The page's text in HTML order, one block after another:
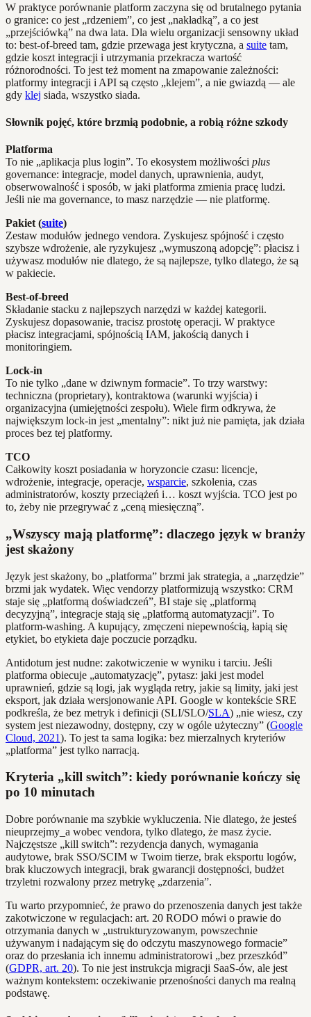
W praktyce porównanie platform zaczyna się od brutalnego pytania
o granice: co jest „rdzeniem”, co jest „nakładką”, a co jest
„przejściówką” na dwa lata. Dla wielu organizacji sensowny układ
to: best‑of‑breed tam, gdzie przewaga jest krytyczna, a suite tam,
gdzie koszt integracji i utrzymania przekracza wartość
różnorodności. To jest też moment na zmapowanie zależności:
platformy integracji i API są często „klejem”, a nie gwiazdą — ale
gdy klej siada, wszystko siada.
Słownik pojęć, które brzmią podobnie, a robią różne szkody
Platforma
To nie „aplikacja plus login”. To ekosystem możliwości plus
governance: integracje, model danych, uprawnienia, audyt,
obserwowalność i sposób, w jaki platforma zmienia pracę ludzi.
Jeśli nie ma governance, to masz narzędzie — nie platformę.
Pakiet (suite)
Zestaw modułów jednego vendora. Zyskujesz spójność i często
szybsze wdrożenie, ale ryzykujesz „wymuszoną adopcję”: płacisz i
używasz modułów nie dlatego, że są najlepsze, tylko dlatego, że są
w pakiecie.
Best‑of‑breed
Składanie stacku z najlepszych narzędzi w każdej kategorii.
Zyskujesz dopasowanie, tracisz prostotę operacji. W praktyce
płacisz integracjami, spójnością IAM, jakością danych i
monitoringiem.
Lock‑in
To nie tylko „dane w dziwnym formacie”. To trzy warstwy:
techniczna (proprietary), kontraktowa (warunki wyjścia) i
organizacyjna (umiejętności zespołu). Wiele firm odkrywa, że
największym lock‑in jest „mentalny”: nikt już nie pamięta, jak działa
proces bez tej platformy.
TCO
Całkowity koszt posiadania w horyzoncie czasu: licencje,
wdrożenie, integracje, operacje, wsparcie, szkolenia, czas
administratorów, koszty przeciążeń i… koszt wyjścia. TCO jest po
to, żeby nie przegrywać z „ceną miesięczną”.
„Wszyscy mają platformę”: dlaczego język w branży
jest skażony
Język jest skażony, bo „platforma” brzmi jak strategia, a „narzędzie”
brzmi jak wydatek. Więc vendorzy platformizują wszystko: CRM
staje się „platformą doświadczeń”, BI staje się „platformą
decyzyjną”, integracje stają się „platformą automatyzacji”. To
platform‑washing. A kupujący, zmęczeni niepewnością, łapią się
etykiet, bo etykieta daje poczucie porządku.
Antidotum jest nudne: zakotwiczenie w wyniku i tarciu. Jeśli
platforma obiecuje „automatyzację”, pytasz: jaki jest model
uprawnień, gdzie są logi, jak wygląda retry, jakie są limity, jaki jest
eksport, jak działa wersjonowanie API. Google w kontekście SRE
podkreśla, że bez metryk i definicji (SLI/SLO/SLA) „nie wiesz, czy
system jest niezawodny, dostępny, czy w ogóle użyteczny” (Google
Cloud, 2021). To jest ta sama logika: bez mierzalnych kryteriów
„platforma” jest tylko narracją.
Kryteria „kill switch”: kiedy porównanie kończy się
po 10 minutach
Dobre porównanie ma szybkie wykluczenia. Nie dlatego, że jesteś
nieuprzejmy_a wobec vendora, tylko dlatego, że masz życie.
Najczęstsze „kill switch”: rezydencja danych, wymagania
audytowe, brak SSO/SCIM w Twoim tierze, brak eksportu logów,
brak kluczowych integracji, brak gwarancji dostępności, budżet
trzyletni rozwalony przez metrykę „zdarzenia”.
Tu warto przypomnieć, że prawo do przenoszenia danych jest także
zakotwiczone w regulacjach: art. 20 RODO mówi o prawie do
otrzymania danych w „ustrukturyzowanym, powszechnie
używanym i nadającym się do odczytu maszynowego formacie”
oraz do przesłania ich innemu administratorowi „bez przeszkód”
(GDPR, art. 20). To nie jest instrukcja migracji SaaS‑ów, ale jest
ważnym kontekstem: oczekiwanie przenośności danych ma realną
podstawę.